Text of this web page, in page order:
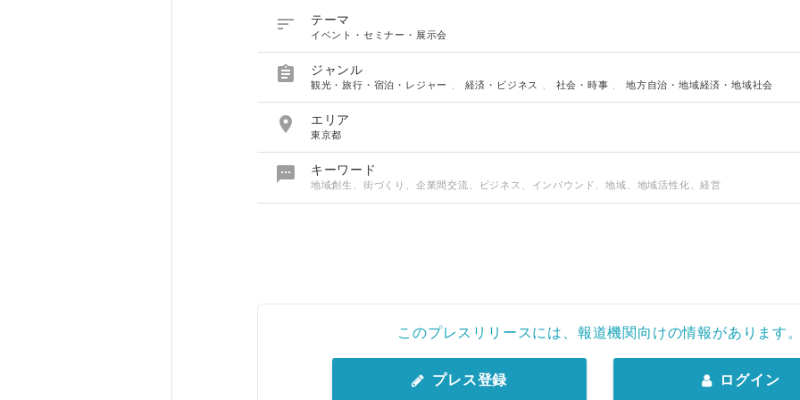
 テーマ
イベント・セミナー・展示会
 ジャンル
観光・旅行・宿泊・レジャー 経済・ビジネス 社会・時事 、地方自治・地域経済・地域社会
 エリア
東京都
 キーワード
地域創生、街づくり、企業間交流、ビジネス、インバウンド、地域、地域活性化、経営
このプレスリリースには、報道機関向けの情報があります
プレス登録 ログイン